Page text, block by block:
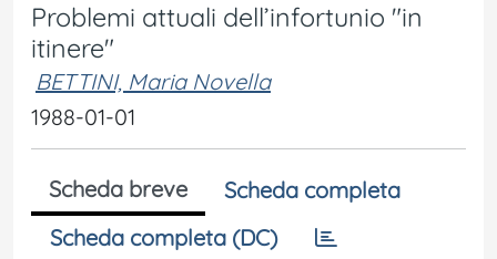
Problemi attuali dell’infortunio "in
itinere"
BETTINI, Maria Novella
1988-01-01
Scheda breve
Scheda completa
Scheda completa (DC)